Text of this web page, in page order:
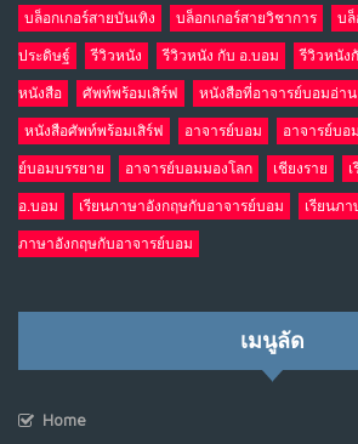
บล็อกเกอร์สายบันเทิง บล็อกเกอร์สายวิชาการ บล็
ประดิษฐ์ รีวิวหนัง รีวิวหนัง กับ อ.บอม รีวิวหนัง
หนังสือ ศัพท์พร้อมเสิร์ฟ หนังสือที่อาจารย์บอมอ่าน
หนังสือศัพท์พร้อมเสิร์ฟ อาจารย์บอม อาจารย์บอ
ย์บอมบรรยาย อาจารย์บอมมองโลก เชียงราย
อ.บอม เรียนภาษาอังกฤษกับอาจารย์บอม เรียนภ
ภาษาอังกฤษกับอาจารย์บอม
เมนูลัด
Home